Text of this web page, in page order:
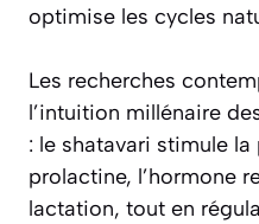
optimise les cycles
Les recherches
l’intuition millénaire
: le shatavari stimule
prolactine, l’hormone
lactation, tout en